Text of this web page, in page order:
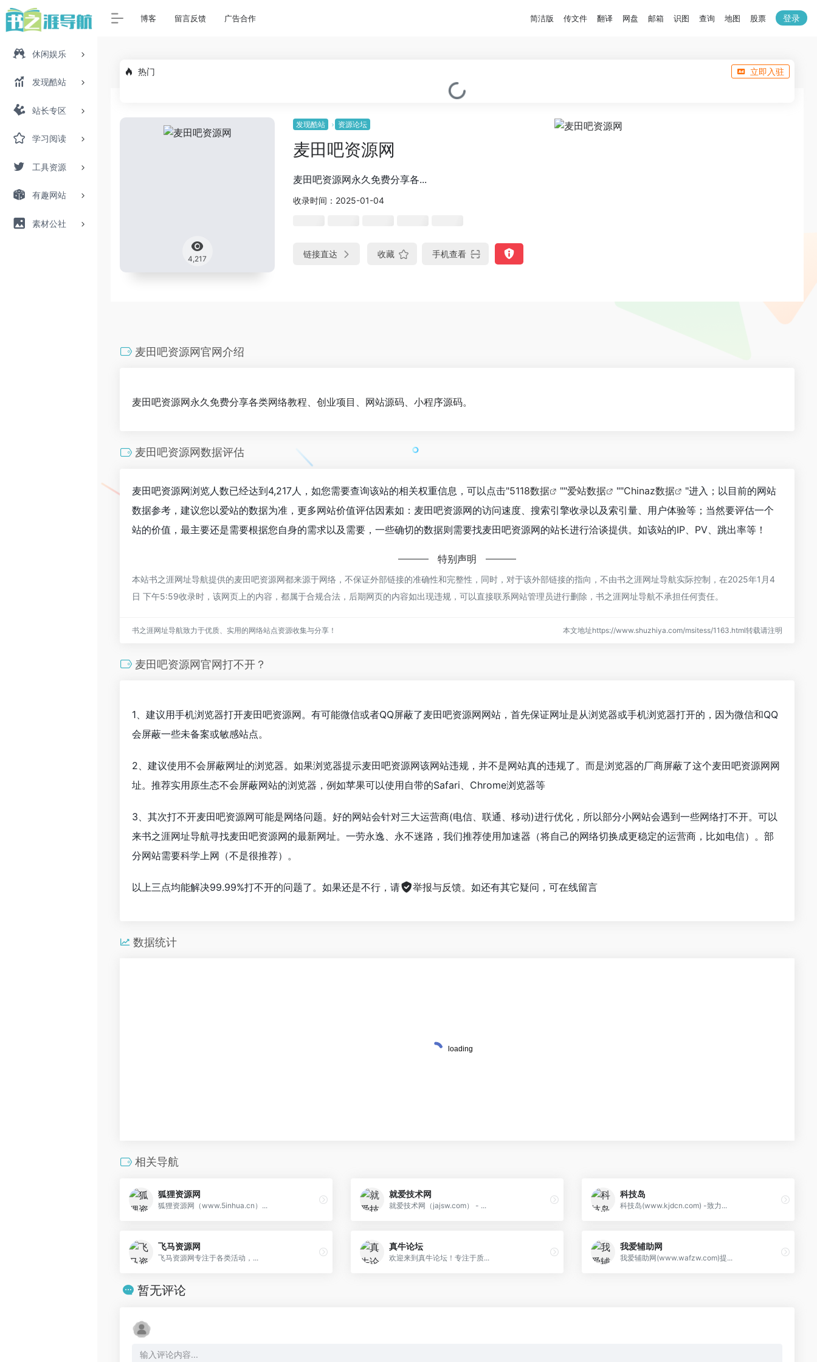
休闲娱乐
发现酷站
站长专区
学习阅读
工具资源
有趣网站
素材公社
博客 留言反馈 广告合作 简洁版 传文件 翻译 网盘 邮箱 识图 查询 地图 股票 登录
热门 立即入驻
4,217
发现酷站 资源论坛
麦田吧资源网
麦田吧资源网永久免费分享各...
收录时间：2025-01-04
链接直达 收藏 手机查看
麦田吧资源网官网介绍
麦田吧资源网永久免费分享各类网络教程、创业项目、网站源码、小程序源码。
麦田吧资源网数据评估
麦田吧资源网浏览人数已经达到4,217人，如您需要查询该站的相关权重信息，可以点击"5118数据 ""爱站数据 ""Chinaz数据
"进入；以目前的网站
数据参考，建议您以爱站的数据为准，更多网站价值评估因素如：麦田吧资源网的访问速度、搜索引擎收录以及索引量、用户体验等；当然要评估一个
站的价值，最主要还是需要根据您自身的需求以及需要，一些确切的数据则需要找麦田吧资源网的站长进行洽谈提供。如该站的IP、PV、跳出率等！
特别声明
本站书之涯网址导航提供的麦田吧资源网都来源于网络，不保证外部链接的准确性和完整性，同时，对于该外部链接的指向，不由书之涯网址导航实际控制，在2025年1月4
日 下午5:59收录时，该网页上的内容，都属于合规合法，后期网页的内容如出现违规，可以直接联系网站管理员进行删除，书之涯网址导航不承担任何责任。
书之涯网址导航致力于优质、实用的网络站点资源收集与分享！ 本文地址https://www.shuzhiya.com/msitess/1163.html转载请注明
麦田吧资源网官网打不开？
1、建议用手机浏览器打开麦田吧资源网。有可能微信或者QQ屏蔽了麦田吧资源网网站，首先保证网址是从浏览器或手机浏览器打开的，因为微信和QQ
会屏蔽一些未备案或敏感站点。
2、建议使用不会屏蔽网址的浏览器。如果浏览器提示麦田吧资源网该网站违规，并不是网站真的违规了。而是浏览器的厂商屏蔽了这个麦田吧资源网网
址。推荐实用原生态不会屏蔽网站的浏览器，例如苹果可以使用自带的Safari、Chrome浏览器等
3、其次打不开麦田吧资源网可能是网络问题。好的网站会针对三大运营商(电信、联通、移动)进行优化，所以部分小网站会遇到一些网络打不开。可以
来书之涯网址导航寻找麦田吧资源网的最新网址。一劳永逸、永不迷路，我们推荐使用加速器（将自己的网络切换成更稳定的运营商，比如电信）。部
分网站需要科学上网（不是很推荐）。
以上三点均能解决99.99%打不开的问题了。如果还是不行，请 举报与反馈。如还有其它疑问，可在线留言
数据统计
相关导航
狐狸资源网
狐狸资源网（www.5inhua.cn）...
就爱技术网
就爱技术网（jajsw.com） - ...
科技岛
科技岛(www.kjdcn.com) -致力...
飞马资源网
飞马资源网专注于各类活动，...
真牛论坛
欢迎来到真牛论坛！专注于质...
我爱辅助网
我爱辅助网(www.wafzw.com)提...
暂无评论